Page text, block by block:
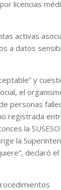
licencias
activas
a datos
y
el
personas
registrada
la
la
declaró el